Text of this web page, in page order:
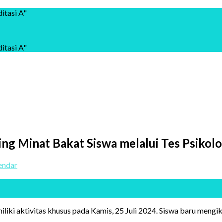
A"
A"
Minat Bakat Siswa melalui Tes
aktivitas khusus pada Kamis, 25 Juli 2024. Siswa baru